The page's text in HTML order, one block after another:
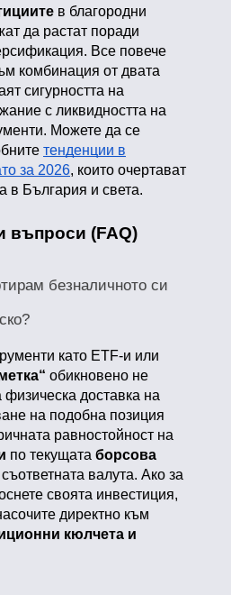
в благородни
да растат поради
Все повече
комбинация от двата
сигурността на
с ликвидността на
Можете да се
тенденции в
за 2026, които очертават
в България и света.
въпроси (FAQ)
безналичното си
като ETF-и или
обикновено не
физическа доставка на
на подобна позиция
равностойност на
по текущата борсова
валута. Ако за
своята инвестиция,
директно към
кюлчета и